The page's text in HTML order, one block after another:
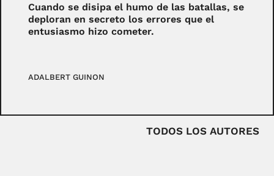
Cuando se disipa el humo de las batallas, se
deploran en secreto los errores que el
entusiasmo hizo cometer.
ADALBERT GUINON
TODOS LOS AUTORES